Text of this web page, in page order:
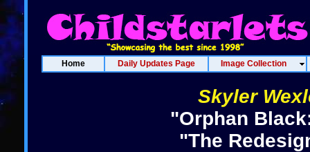
Home Daily Updates Page Image Collection
Skyler
"Orphan
"The